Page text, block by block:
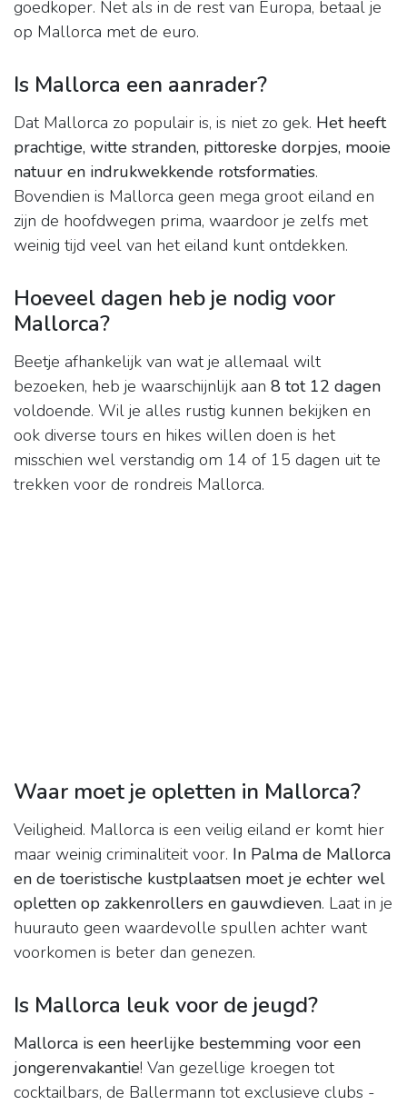
goedkoper. Net als in de rest van Europa, betaal je
op Mallorca met de euro.
Is Mallorca een aanrader?
Dat Mallorca zo populair is, is niet zo gek. Het heeft
prachtige, witte stranden, pittoreske dorpjes, mooie
natuur en indrukwekkende rotsformaties.
Bovendien is Mallorca geen mega groot eiland en
zijn de hoofdwegen prima, waardoor je zelfs met
weinig tijd veel van het eiland kunt ontdekken.
Hoeveel dagen heb je nodig voor
Mallorca?
Beetje afhankelijk van wat je allemaal wilt
bezoeken, heb je waarschijnlijk aan 8 tot 12 dagen
voldoende. Wil je alles rustig kunnen bekijken en
ook diverse tours en hikes willen doen is het
misschien wel verstandig om 14 of 15 dagen uit te
trekken voor de rondreis Mallorca.
Waar moet je opletten in Mallorca?
Veiligheid. Mallorca is een veilig eiland er komt hier
maar weinig criminaliteit voor. In Palma de Mallorca
en de toeristische kustplaatsen moet je echter wel
opletten op zakkenrollers en gauwdieven. Laat in je
huurauto geen waardevolle spullen achter want
voorkomen is beter dan genezen.
Is Mallorca leuk voor de jeugd?
Mallorca is een heerlijke bestemming voor een
jongerenvakantie! Van gezellige kroegen tot
cocktailbars, de Ballermann tot exclusieve clubs -